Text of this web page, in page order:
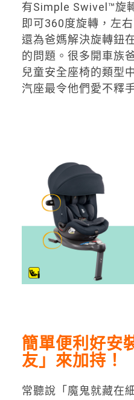
有Simple Swivel™旋
即可360度旋轉，左
還為爸媽解決旋轉鈕
的問題。很多開車族
兒童安全座椅的類型
汽座最令他們愛不釋手
簡單便利好安
友」來加持！
常聽說「魔鬼就藏在